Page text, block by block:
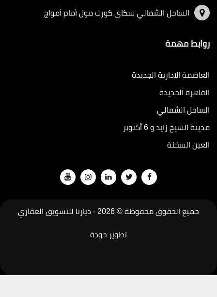
الساحل الشمالي سكاي كورت مول أمام أمواج
روابط مهمة
العاصمة الادارية الجديدة
القاهرة الجديدة
الساحل الشمالي
مدينة الشيخ زايد و 6 أكتوبر
العين السخنة
جميع الحقوق محفوظة © 2026 -
ديارنا للتسويق العقاري
تطوير جودة